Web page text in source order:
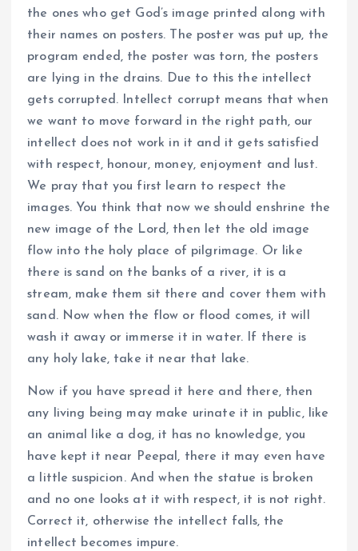
the ones who get God’s image printed along with
their names on posters. The poster was put up, the
program ended, the poster was torn, the posters
are lying in the drains. Due to this the intellect
gets corrupted. Intellect corrupt means that when
we want to move forward in the right path, our
intellect does not work in it and it gets satisfied
with respect, honour, money, enjoyment and lust.
We pray that you first learn to respect the
images. You think that now we should enshrine the
new image of the Lord, then let the old image
flow into the holy place of pilgrimage. Or like
there is sand on the banks of a river, it is a
stream, make them sit there and cover them with
sand. Now when the flow or flood comes, it will
wash it away or immerse it in water. If there is
any holy lake, take it near that lake.
Now if you have spread it here and there, then
any living being may make urinate it in public, like
an animal like a dog, it has no knowledge, you
have kept it near Peepal, there it may even have
a little suspicion. And when the statue is broken
and no one looks at it with respect, it is not right.
Correct it, otherwise the intellect falls, the
intellect becomes impure.